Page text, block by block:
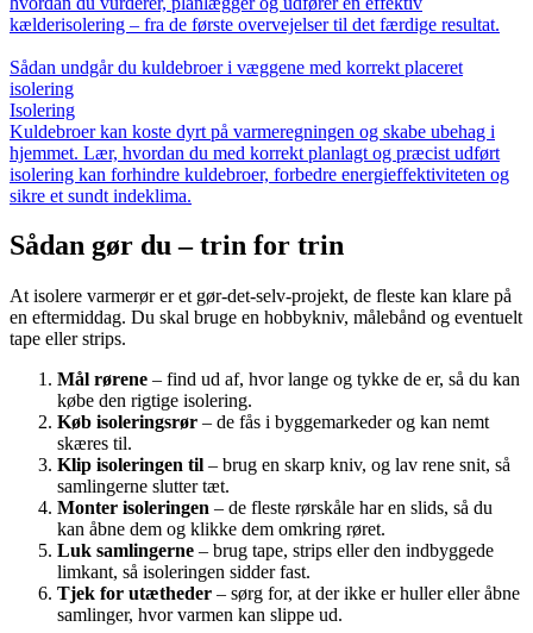
kælderisolering – fra de første overvejelser til det færdige resultat.
Sådan undgår du kuldebroer i væggene med korrekt placeret
isolering
Isolering
Kuldebroer kan koste dyrt på varmeregningen og skabe ubehag i
hjemmet. Lær, hvordan du med korrekt planlagt og præcist udført
isolering kan forhindre kuldebroer, forbedre energieffektiviteten og
sikre et sundt indeklima.
Sådan gør du – trin for trin
At isolere varmerør er et gør-det-selv-projekt, de fleste kan klare på
en eftermiddag. Du skal bruge en hobbykniv, målebånd og eventuelt
tape eller strips.
Mål rørene – find ud af, hvor lange og tykke de er, så du kan
købe den rigtige isolering.
Køb isoleringsrør – de fås i byggemarkeder og kan nemt
skæres til.
Klip isoleringen til – brug en skarp kniv, og lav rene snit, så
samlingerne slutter tæt.
Monter isoleringen – de fleste rørskåle har en slids, så du
kan åbne dem og klikke dem omkring røret.
Luk samlingerne – brug tape, strips eller den indbyggede
limkant, så isoleringen sidder fast.
Tjek for utætheder – sørg for, at der ikke er huller eller åbne
samlinger, hvor varmen kan slippe ud.